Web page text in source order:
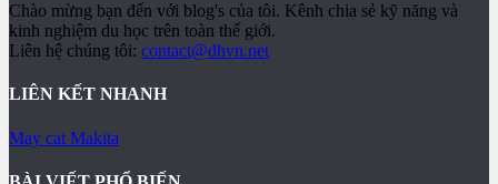
Chào mừng bạn đến với blog's của tôi. Kênh chia sẻ kỹ năng và
kinh nghiệm du học trên toàn thế giới.
Liên hệ chúng tôi: contact@dhvn.net
LIÊN KẾT NHANH
May cat Makita